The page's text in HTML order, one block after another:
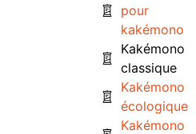
pour
kakémono
Kakémono
classique
Kakémono
écologique
Kakémono